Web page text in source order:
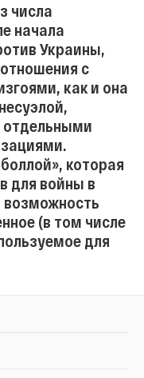
числа
начала
Украины,
с
как и она
отдельными
которая
для войны в
возможность
(в том числе
для